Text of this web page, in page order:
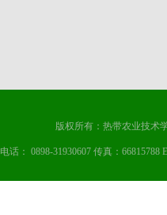
版权所有：热带农业技术
电话： 0898-31930607 传真：